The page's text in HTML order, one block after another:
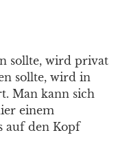
sollte, wird privat
sollte, wird in
Man kann sich
einem
auf den Kopf